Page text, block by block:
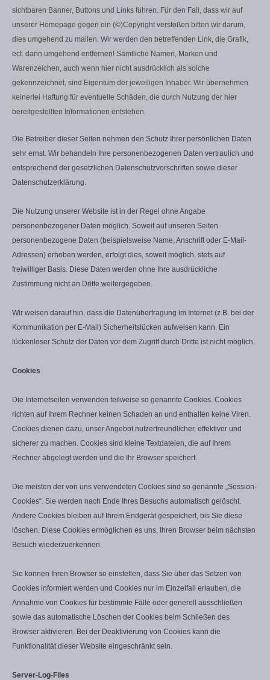
sichtbaren Banner, Buttons und Links führen. Für den Fall, dass wir auf
unserer Homepage gegen ein (©)Copyright verstoßen bitten wir darum,
dies umgehend zu mailen. Wir werden den betreffenden Link, die Grafik,
ect. dann umgehend entfernen! Sämtliche Namen, Marken und
Warenzeichen, auch wenn hier nicht ausdrücklich als solche
gekennzeichnet, sind Eigentum der jeweiligen Inhaber. Wir übernehmen
keinerlei Haftung für eventuelle Schäden, die durch Nutzung der hier
bereitgestellten Informationen entstehen.
Die Betreiber dieser Seiten nehmen den Schutz Ihrer persönlichen Daten
sehr ernst. Wir behandeln Ihre personenbezogenen Daten vertraulich und
entsprechend der gesetzlichen Datenschutzvorschriften sowie dieser
Datenschutzerklärung.
Die Nutzung unserer Website ist in der Regel ohne Angabe
personenbezogener Daten möglich. Soweit auf unseren Seiten
personenbezogene Daten (beispielsweise Name, Anschrift oder E-Mail-
Adressen) erhoben werden, erfolgt dies, soweit möglich, stets auf
freiwilliger Basis. Diese Daten werden ohne Ihre ausdrückliche
Zustimmung nicht an Dritte weitergegeben.
Wir weisen darauf hin, dass die Datenübertragung im Internet (z.B. bei der
Kommunikation per E-Mail) Sicherheitslücken aufweisen kann. Ein
lückenloser Schutz der Daten vor dem Zugriff durch Dritte ist nicht möglich.
Cookies
Die Internetseiten verwenden teilweise so genannte Cookies. Cookies
richten auf Ihrem Rechner keinen Schaden an und enthalten keine Viren.
Cookies dienen dazu, unser Angebot nutzerfreundlicher, effektiver und
sicherer zu machen. Cookies sind kleine Textdateien, die auf Ihrem
Rechner abgelegt werden und die Ihr Browser speichert.
Die meisten der von uns verwendeten Cookies sind so genannte „Session-
Cookies“. Sie werden nach Ende Ihres Besuchs automatisch gelöscht.
Andere Cookies bleiben auf Ihrem Endgerät gespeichert, bis Sie diese
löschen. Diese Cookies ermöglichen es uns, Ihren Browser beim nächsten
Besuch wiederzuerkennen.
Sie können Ihren Browser so einstellen, dass Sie über das Setzen von
Cookies informiert werden und Cookies nur im Einzelfall erlauben, die
Annahme von Cookies für bestimmte Fälle oder generell ausschließen
sowie das automatische Löschen der Cookies beim Schließen des
Browser aktivieren. Bei der Deaktivierung von Cookies kann die
Funktionalität dieser Website eingeschränkt sein.
Server-Log-Files